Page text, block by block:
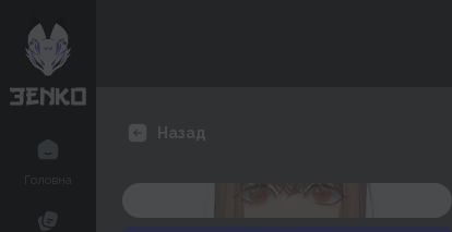
Головна
Назад